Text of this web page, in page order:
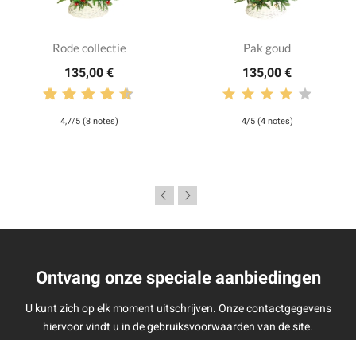
Rode collectie
135,00 €
4,7/5 (3 notes)
Pak goud
135,00 €
4/5 (4 notes)
Ontvang onze speciale aanbiedingen
U kunt zich op elk moment uitschrijven. Onze contactgegevens
hiervoor vindt u in de gebruiksvoorwaarden van de site.